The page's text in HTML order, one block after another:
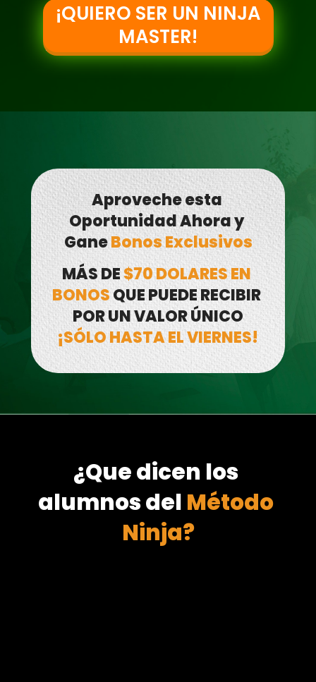
¡QUIERO SER UN NINJA
MASTER!
Aproveche esta
Oportunidad Ahora y
Gane Bonos Exclusivos
MÁS DE $70 DOLARES EN
BONOS QUE PUEDE RECIBIR
POR UN VALOR ÚNICO
¡SÓLO HASTA EL VIERNES!
¿Que dicen los
alumnos del Método
Ninja?